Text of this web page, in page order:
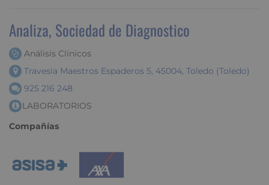
Analiza, Sociedad de Diagnostico
Análisis Clínicos
Travesia Maestros Espaderos 5, 45004, Toledo (Toledo)
925 216 248
LABORATORIOS
Compañías